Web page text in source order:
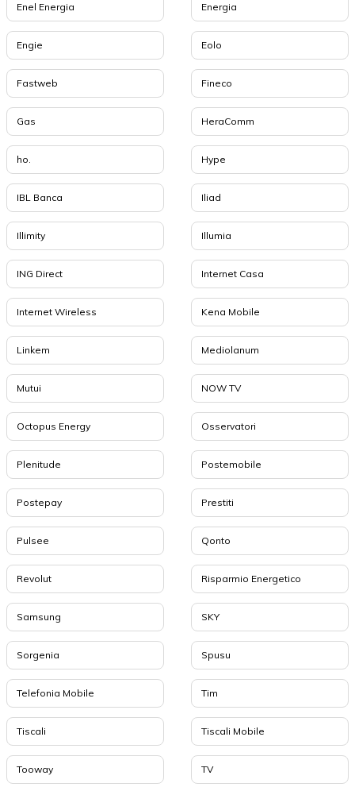
Enel Energia Energia
Engie Eolo
Fastweb Fineco
Gas HeraComm
ho. Hype
IBL Banca Iliad
Illimity Illumia
ING Direct Internet Casa
Internet Wireless Kena Mobile
Linkem Mediolanum
Mutui NOW TV
Octopus Energy Osservatori
Plenitude Postemobile
Postepay Prestiti
Pulsee Qonto
Revolut Risparmio Energetico
Samsung SKY
Sorgenia Spusu
Telefonia Mobile Tim
Tiscali Tiscali Mobile
Tooway TV